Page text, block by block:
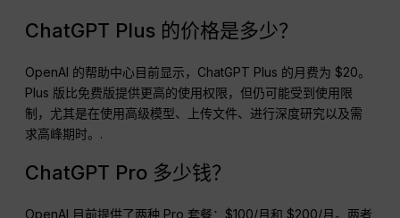
ChatGPT Plus 的价格是多少？
OpenAI 的帮助中心目前显示，ChatGPT Plus 的月费为 $20。
Plus 版比免费版提供更高的使用权限，但仍可能受到使用限
制，尤其是在使用高级模型、上传文件、进行深度研究以及需
求高峰期时。.
ChatGPT Pro 多少钱？
OpenAI 目前提供了两种 Pro 套餐：$100/月和 $200/月。两者